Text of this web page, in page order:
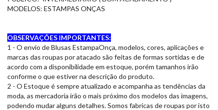
MODELOS: ESTAMPAS ONÇAS
OBSERVAÇÕES IMPORTANTES:
1 - O envio de Blusas EstampaOnça, modelos, cores, aplicações e
marcas das roupas por atacado são feitas de formas sortidas e de
acordo com a disponibilidade em estoque, porém tamanhos irão
conforme o que estiver na descrição do produto.
2 - O Estoque é sempre atualizado e acompanha as tendências da
moda, as mercadoria irão o mais próximo dos modelos das imagens,
podendo mudar alguns detalhes. Somos fabricas de roupas por isto